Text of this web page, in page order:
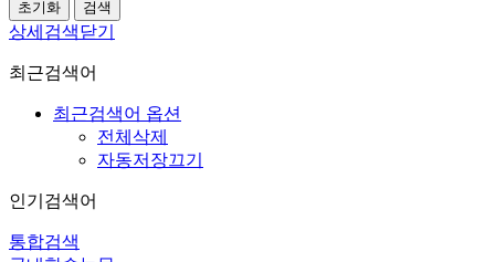
상세검색닫기
최근검색어
최근검색어 옵션
전체삭제
자동저장끄기
인기검색어
통합검색